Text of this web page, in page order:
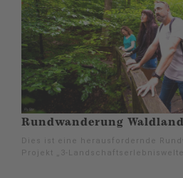
Rundwanderung
Dies ist eine herausfordernde
Projekt „3-